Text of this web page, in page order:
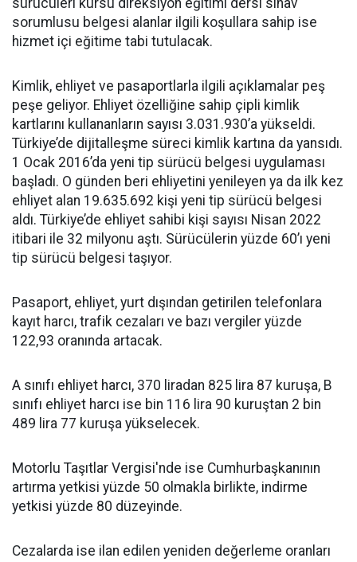
sürücüleri kursu direksiyon eğitimi dersi sınav
sorumlusu belgesi alanlar ilgili koşullara sahip ise
hizmet içi eğitime tabi tutulacak.
Kimlik, ehliyet ve pasaportlarla ilgili açıklamalar peş
peşe geliyor. Ehliyet özelliğine sahip çipli kimlik
kartlarını kullananların sayısı 3.031.930’a yükseldi.
Türkiye’de dijitalleşme süreci kimlik kartına da yansıdı.
1 Ocak 2016’da yeni tip sürücü belgesi uygulaması
başladı. O günden beri ehliyetini yenileyen ya da ilk kez
ehliyet alan 19.635.692 kişi yeni tip sürücü belgesi
aldı. Türkiye’de ehliyet sahibi kişi sayısı Nisan 2022
itibari ile 32 milyonu aştı. Sürücülerin yüzde 60’ı yeni
tip sürücü belgesi taşıyor.
Pasaport, ehliyet, yurt dışından getirilen telefonlara
kayıt harcı, trafik cezaları ve bazı vergiler yüzde
122,93 oranında artacak.
A sınıfı ehliyet harcı, 370 liradan 825 lira 87 kuruşa, B
sınıfı ehliyet harcı ise bin 116 lira 90 kuruştan 2 bin
489 lira 77 kuruşa yükselecek.
Motorlu Taşıtlar Vergisi'nde ise Cumhurbaşkanının
artırma yetkisi yüzde 50 olmakla birlikte, indirme
yetkisi yüzde 80 düzeyinde.
Cezalarda ise ilan edilen yeniden değerleme oranları